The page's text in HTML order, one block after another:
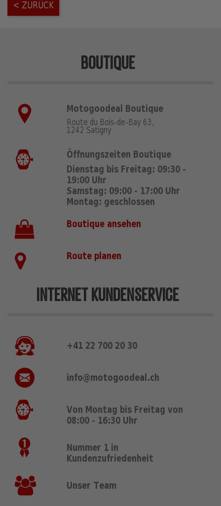
< ZURÜCK
BOUTIQUE
Motogoodeal Boutique
Route du Bois-de-Bay 63,
1242 Satigny
Öffnungszeiten Boutique
Dienstag bis Freitag: 09:30 -
19:00 Uhr
Samstag: 09:00 - 17:00 Uhr
Montag: geschlossen
Boutique ansehen
Route planen
INTERNET KUNDENSERVICE
+41 22 700 20 30
info@motogoodeal.ch
Von Montag bis Freitag von
08:00 - 16:30 Uhr
Nummer 1 in
Kundenzufriedenheit
Unser Team